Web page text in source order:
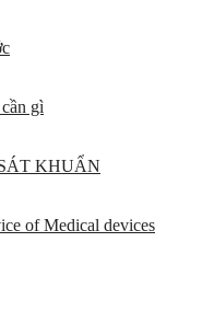
gì
KHUẨN
of Medical devices